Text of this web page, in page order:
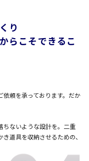
り
らこそできるこ
頼を承っております。だか
ちないような設計を。二重
道具を収納させるための、